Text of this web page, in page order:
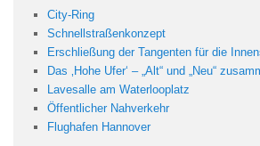
City-Ring
Schnellstraßenkonzept
Erschließung der Tangenten für die
Das ‚Hohe Ufer‘ – „Alt“ und „Neu“
Lavesalle am Waterlooplatz
Öffentlicher Nahverkehr
Flughafen Hannover